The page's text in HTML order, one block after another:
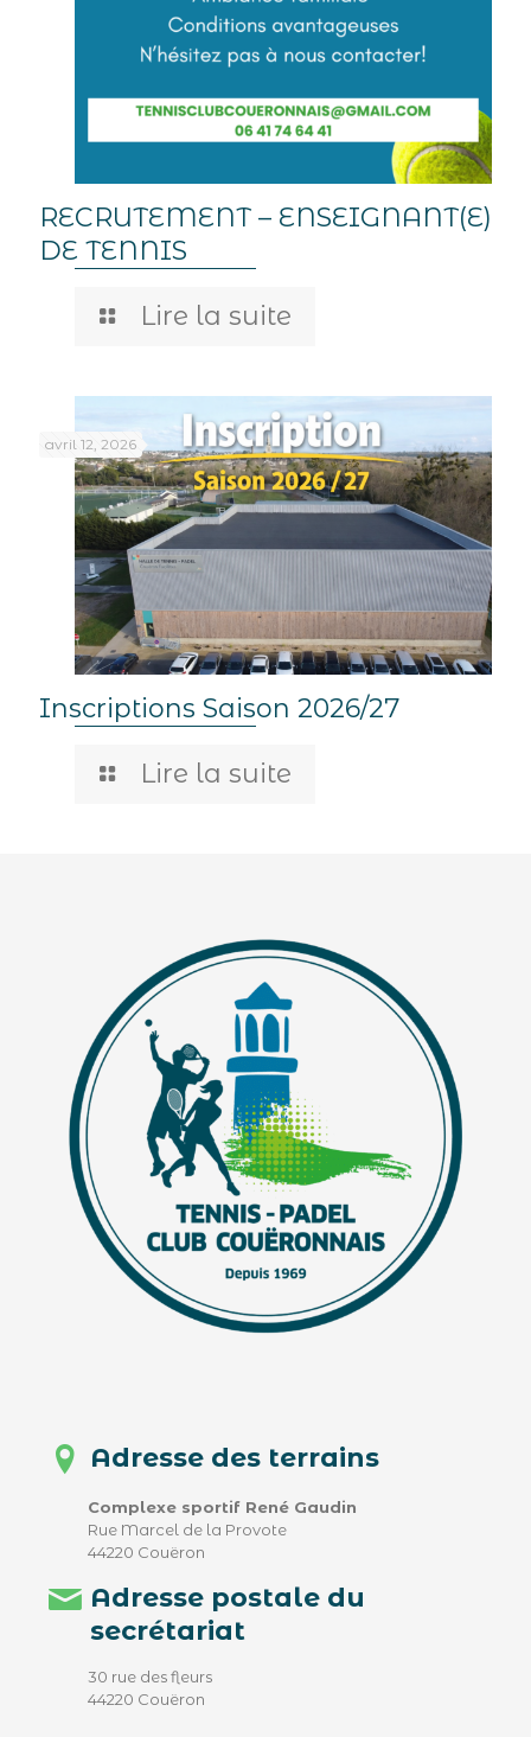
RECRUTEMENT – ENSEIGNANT(E)
DE TENNIS
Lire la suite
avril 12, 2026
Inscriptions Saison 2026/27
Lire la suite
Adresse des terrains
Complexe sportif René Gaudin
Rue Marcel de la Provote
44220 Couëron
Adresse postale du
secrétariat
30 rue des fleurs
44220 Couëron